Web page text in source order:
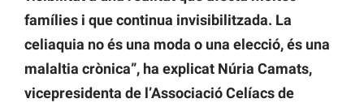
famílies i que continua invisibilitzada. La
celiaquia no és una moda o una elecció, és una
malaltia crònica”, ha explicat Núria Camats,
vicepresidenta de l’Associació Celíacs de